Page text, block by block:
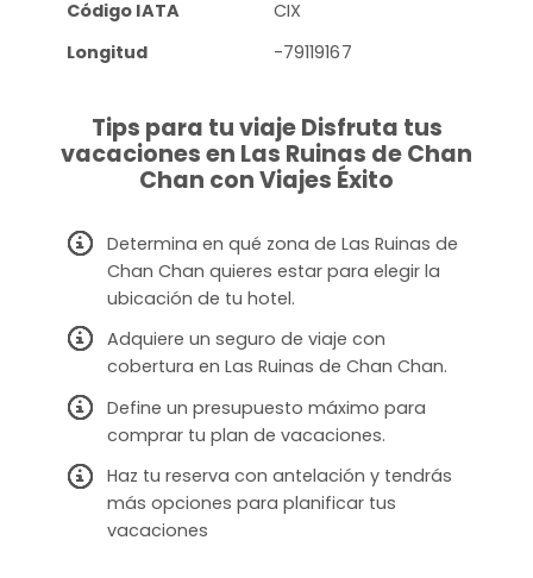
Código IATA
CIX
Longitud
-79119167
Tips para tu viaje Disfruta tus
vacaciones en Las Ruinas de Chan
Chan con Viajes Éxito
Determina en qué zona de Las Ruinas de
Chan Chan quieres estar para elegir la
ubicación de tu hotel.
Adquiere un seguro de viaje con
cobertura en Las Ruinas de Chan Chan.
Define un presupuesto máximo para
comprar tu plan de vacaciones.
Haz tu reserva con antelación y tendrás
más opciones para planificar tus
vacaciones